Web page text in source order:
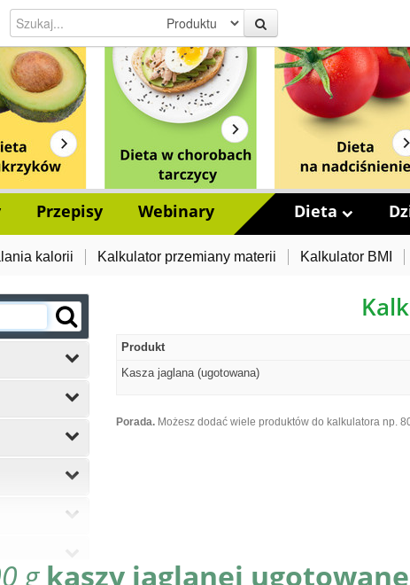
Przepisy Webinary Dieta
kalorii Kalkulator przemiany materii Kalkulator BMI
Produkt
Kasza jaglana (ugotowana)
Porada. Możesz dodać wiele produktów do kalkulatora np.
g kaszy jaglanej